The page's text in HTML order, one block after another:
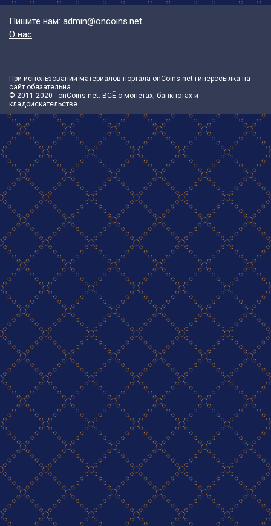
Пишите нам: admin@oncoins.net
О нас
При использовании материалов портала onCoins.net гиперссылка на
сайт обязательна.
© 2011-2020 - onCoins.net. ВСЁ о монетах, банкнотах и
кладоискательстве.